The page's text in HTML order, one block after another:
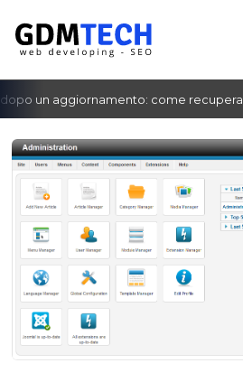
un aggiornamento: come recuperarlo
‹